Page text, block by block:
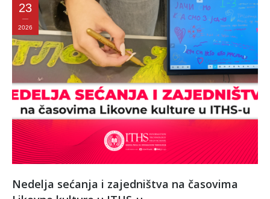
23
2026
Nedelja sećanja i zajedništva na časovima